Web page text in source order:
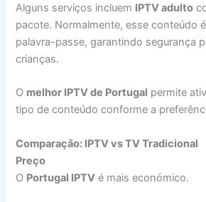
Alguns serviços incluem IPTV adulto
pacote. Normalmente, esse conteúdo
palavra-passe, garantindo segurança
crianças.
O melhor IPTV de Portugal permite
tipo de conteúdo conforme a
Comparação: IPTV vs TV Tradicional
Preço
O Portugal IPTV é mais económico.